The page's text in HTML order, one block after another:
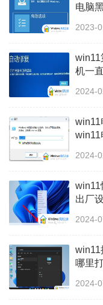
电脑
2023-
win11
机一
2024-
win11
win11
2024-
win11
出厂
2024-
win11
哪里
2024-